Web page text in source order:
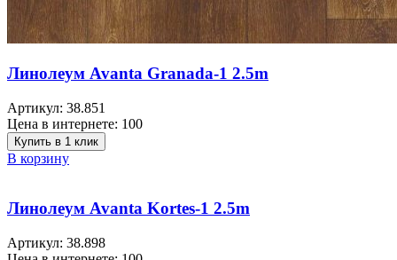
Линолеум Avanta Granada-1 2.5m
Артикул: 38.851
Цена в интернете: 100
Купить в 1 клик
В корзину
Линолеум Avanta Kortes-1 2.5m
Артикул: 38.898